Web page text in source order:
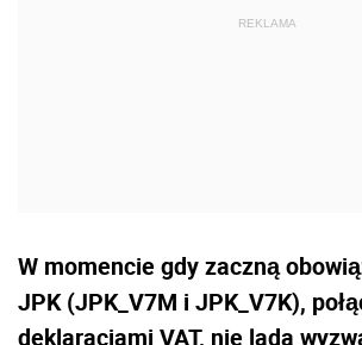
W momencie gdy zaczną
JPK (JPK_V7M i JPK_V7K),
deklaracjami VAT, nie lada